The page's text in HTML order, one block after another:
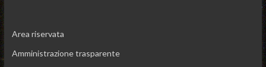
Area riservata
Amministrazione trasparente